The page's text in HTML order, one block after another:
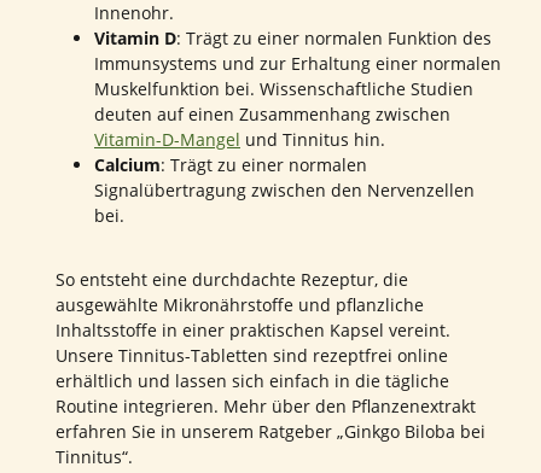
Innenohr.
Vitamin D: Trägt zu einer normalen Funktion des
Immunsystems und zur Erhaltung einer normalen
Muskelfunktion bei. Wissenschaftliche Studien
deuten auf einen Zusammenhang zwischen
Vitamin-D-Mangel und Tinnitus hin.
Calcium: Trägt zu einer normalen
Signalübertragung zwischen den Nervenzellen
bei.
So entsteht eine durchdachte Rezeptur, die
ausgewählte Mikronährstoffe und pflanzliche
Inhaltsstoffe in einer praktischen Kapsel vereint.
Unsere Tinnitus-Tabletten sind rezeptfrei online
erhältlich und lassen sich einfach in die tägliche
Routine integrieren. Mehr über den Pflanzenextrakt
erfahren Sie in unserem Ratgeber „Ginkgo Biloba bei
Tinnitus“.